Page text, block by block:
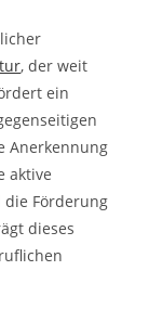
, der weit
ein
Anerkennung
aktive
Förderung
dieses